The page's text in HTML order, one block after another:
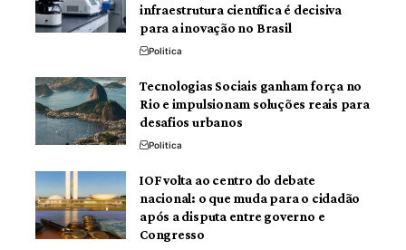
infraestrutura científica é decisiva
para a inovação no Brasil
Politica
Tecnologias Sociais ganham força no
Rio e impulsionam soluções reais para
desafios urbanos
Politica
IOF volta ao centro do debate
nacional: o que muda para o cidadão
após a disputa entre governo e
Congresso